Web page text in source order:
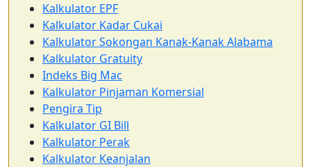
Kalkulator EPF
Kalkulator Kadar Cukai
Kalkulator Sokongan Kanak-Kanak Alabama
Kalkulator Gratuity
Indeks Big Mac
Kalkulator Pinjaman Komersial
Pengira Tip
Kalkulator GI Bill
Kalkulator Perak
Kalkulator Keanjalan